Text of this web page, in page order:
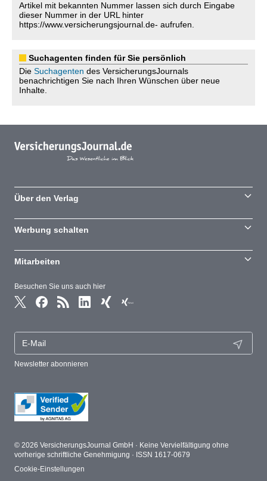
Artikel mit bekannten Nummer lassen sich durch Eingabe
dieser Nummer in der URL hinter
https://www.versicherungsjournal.de- aufrufen.
Suchagenten finden für Sie persönlich
Die Suchagenten des VersicherungsJournals
benachrichtigen Sie nach Ihren Wünschen über neue
Inhalte.
Besuchen Sie uns auch hier
Newsletter abonnieren
Über den Verlag
Werbung schalten
Mitarbeiten
© 2026 VersicherungsJournal GmbH · Keine Vervielfältigung ohne
vorherige schriftliche Genehmigung · ISSN 1617-0679
Cookie-Einstellungen